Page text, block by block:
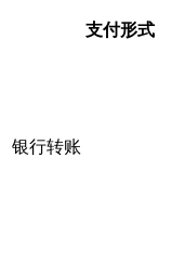
支付形式
银行转账